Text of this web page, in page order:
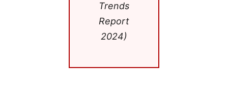
Trends
Report
2024)